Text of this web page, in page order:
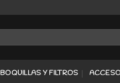
BOQUILLAS Y FILTROS